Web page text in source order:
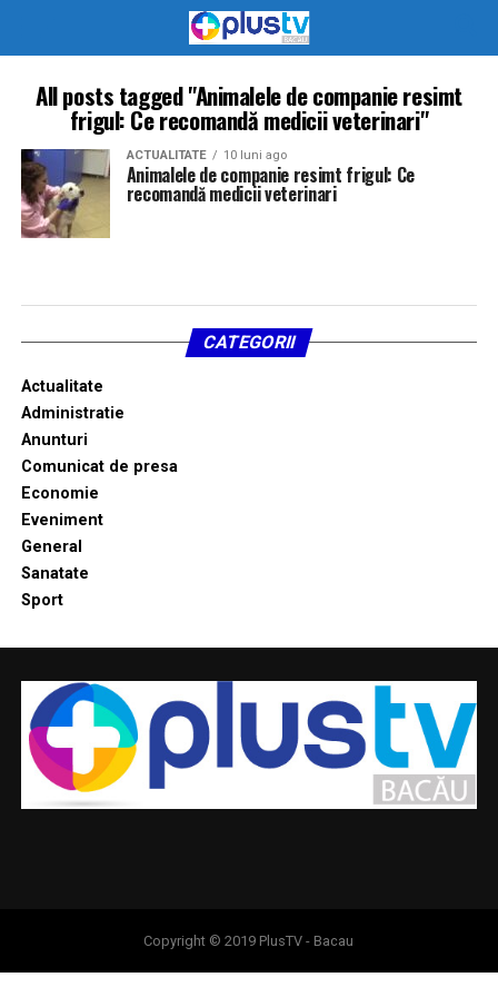
All posts tagged "Animalele de companie resimt
frigul: Ce recomandă medicii veterinari"
ACTUALITATE 10 luni ago
Animalele de companie resimt frigul: Ce
recomandă medicii veterinari
CATEGORII
Actualitate
Administratie
Anunturi
Comunicat de presa
Economie
Eveniment
General
Sanatate
Sport
Copyright © 2019 PlusTV - Bacau